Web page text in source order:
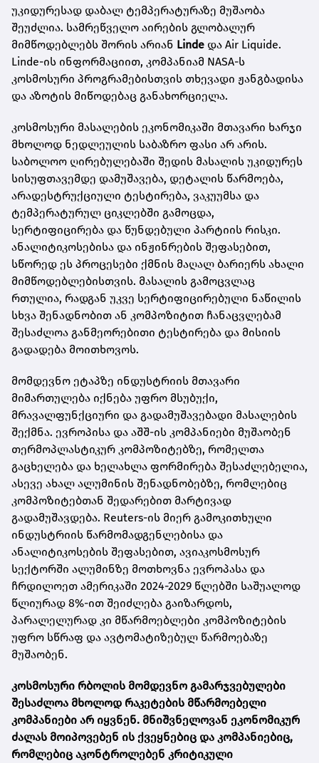
უკიდურესად დაბალ ტემპერატურაზე მუშაობა
შეუძლია. სამრეწველო აირების გლობალურ
მიმწოდებლებს შორის არიან Linde და Air Liquide.
Linde-ის ინფორმაციით, კომპანიამ NASA-ს
კოსმოსური პროგრამებისთვის თხევადი ჟანგბადისა
და აზოტის მიწოდებაც განახორციელა.
კოსმოსური მასალების ეკონომიკაში მთავარი ხარჯი
მხოლოდ ნედლეულის საბაზრო ფასი არ არის.
საბოლოო ღირებულებაში შედის მასალის უკიდურეს
სისუფთავემდე დამუშავება, დეტალის წარმოება,
არადესტრუქციული ტესტირება, ვაკუუმსა და
ტემპერატურულ ციკლებში გამოცდა,
სერტიფიცირება და წუნდებული პარტიის რისკი.
ანალიტიკოსებისა და ინჟინრების შეფასებით,
სწორედ ეს პროცესები ქმნის მაღალ ბარიერს ახალი
მიმწოდებლებისთვის. მასალის გამოცვლაც
რთულია, რადგან უკვე სერტიფიცირებული ნაწილის
სხვა შენადნობით ან კომპოზიტით ჩანაცვლებამ
შესაძლოა განმეორებითი ტესტირება და მისიის
გადადება მოითხოვოს.
მომდევნო ეტაპზე ინდუსტრიის მთავარი
მიმართულება იქნება უფრო მსუბუქი,
მრავალფუნქციური და გადამუშავებადი მასალების
შექმნა. ევროპისა და აშშ-ის კომპანიები მუშაობენ
თერმოპლასტიკურ კომპოზიტებზე, რომელთა
გაცხელება და ხელახლა ფორმირება შესაძლებელია,
ასევე ახალ ალუმინის შენადნობებზე, რომლებიც
კომპოზიტებთან შედარებით მარტივად
გადამუშავდება. Reuters-ის მიერ გამოკითხული
ინდუსტრიის წარმომადგენლებისა და
ანალიტიკოსების შეფასებით, ავიაკოსმოსურ
სექტორში ალუმინზე მოთხოვნა ევროპასა და
ჩრდილოეთ ამერიკაში 2024-2029 წლებში საშუალოდ
წლიურად 8%-ით შეიძლება გაიზარდოს,
პარალელურად კი მწარმოებლები კომპოზიტების
უფრო სწრაფ და ავტომატიზებულ წარმოებაზე
მუშაობენ.
კოსმოსური რბოლის მომდევნო გამარჯვებულები
შესაძლოა მხოლოდ რაკეტების მწარმოებელი
კომპანიები არ იყვნენ. მნიშვნელოვან ეკონომიკურ
ძალას მოიპოვებენ ის ქვეყნებიც და კომპანიებიც,
რომლებიც აკონტროლებენ კრიტიკული